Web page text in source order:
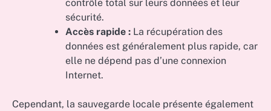
contrôle total sur leurs données et leur
sécurité.
Accès rapide : La récupération des
données est généralement plus rapide, car
elle ne dépend pas d’une connexion
Internet.
Cependant, la sauvegarde locale présente également